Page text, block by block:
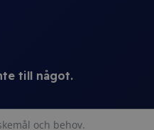
till något.